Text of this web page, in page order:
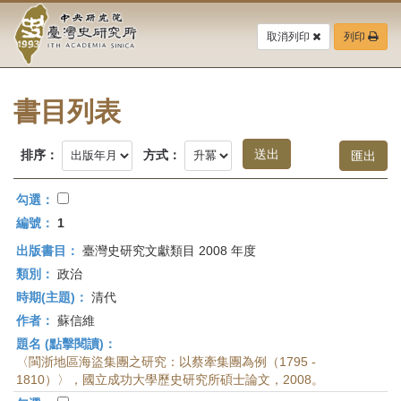
要
中
央
研
究
院-
臺
灣
史
研
究
所-
取消列印 列印
書目列表
排序： 方式：
勾選：
編號：
1
出版書目： 臺灣史研究文獻類目 2008 年度
類別： 政治
時期(主題)： 清代
作者： 蘇信維
題名 (點擊閱讀)：
〈閩浙地區海盜集團之研究：以蔡牽集團為例（1795 -
1810）〉，國立成功大學歷史研究所碩士論文，2008。